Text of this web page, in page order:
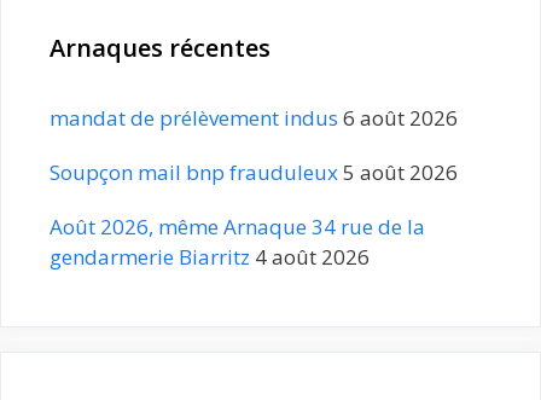
Arnaques récentes
mandat de prélèvement indus 6 août 2026
Soupçon mail bnp frauduleux5 août 2026
Août 2026, même Arnaque 34 rue de la
gendarmerie Biarritz 4 août 2026